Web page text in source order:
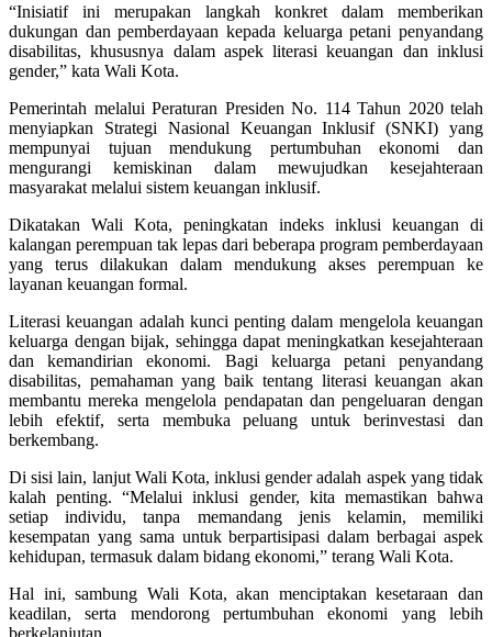
“Inisiatif ini merupakan langkah konkret dalam memberikan
dukungan dan pemberdayaan kepada keluarga petani penyandang
disabilitas, khususnya dalam aspek literasi keuangan dan inklusi
gender,” kata Wali Kota.
Pemerintah melalui Peraturan Presiden No. 114 Tahun 2020 telah
menyiapkan Strategi Nasional Keuangan Inklusif (SNKI) yang
mempunyai tujuan mendukung pertumbuhan ekonomi dan
mengurangi kemiskinan dalam mewujudkan kesejahteraan
masyarakat melalui sistem keuangan inklusif.
Dikatakan Wali Kota, peningkatan indeks inklusi keuangan di
kalangan perempuan tak lepas dari beberapa program pemberdayaan
yang terus dilakukan dalam mendukung akses perempuan ke
layanan keuangan formal.
Literasi keuangan adalah kunci penting dalam mengelola keuangan
keluarga dengan bijak, sehingga dapat meningkatkan kesejahteraan
dan kemandirian ekonomi. Bagi keluarga petani penyandang
disabilitas, pemahaman yang baik tentang literasi keuangan akan
membantu mereka mengelola pendapatan dan pengeluaran dengan
lebih efektif, serta membuka peluang untuk berinvestasi dan
berkembang.
Di sisi lain, lanjut Wali Kota, inklusi gender adalah aspek yang tidak
kalah penting. “Melalui inklusi gender, kita memastikan bahwa
setiap individu, tanpa memandang jenis kelamin, memiliki
kesempatan yang sama untuk berpartisipasi dalam berbagai aspek
kehidupan, termasuk dalam bidang ekonomi,” terang Wali Kota.
Hal ini, sambung Wali Kota, akan menciptakan kesetaraan dan
keadilan, serta mendorong pertumbuhan ekonomi yang lebih